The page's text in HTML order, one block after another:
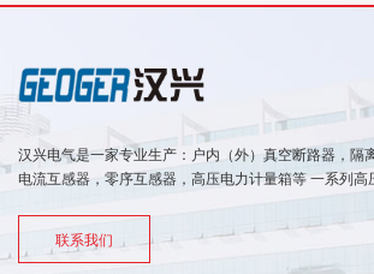
汉兴电气是一家专业生产：户内（外）真空断路器，隔
电流互感器，零序互感器，高压电力计量箱等 一系列高
联系我们